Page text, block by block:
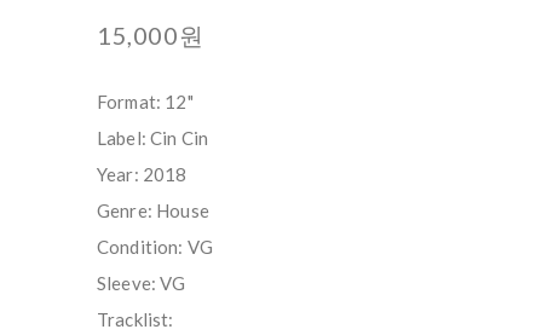
15,000원
Format: 12"
Label: Cin Cin ‎
Year: 2018
Genre: House
Condition: VG
Sleeve: VG
Tracklist: